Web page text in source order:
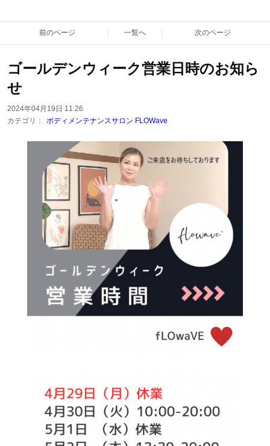
前のページ 一覧へ 次のページ
ゴールデンウィーク営業日時のお知ら
せ
2024年04月19日 11:26
カテゴリ：
ボディメンテナンスサロン FLOWave